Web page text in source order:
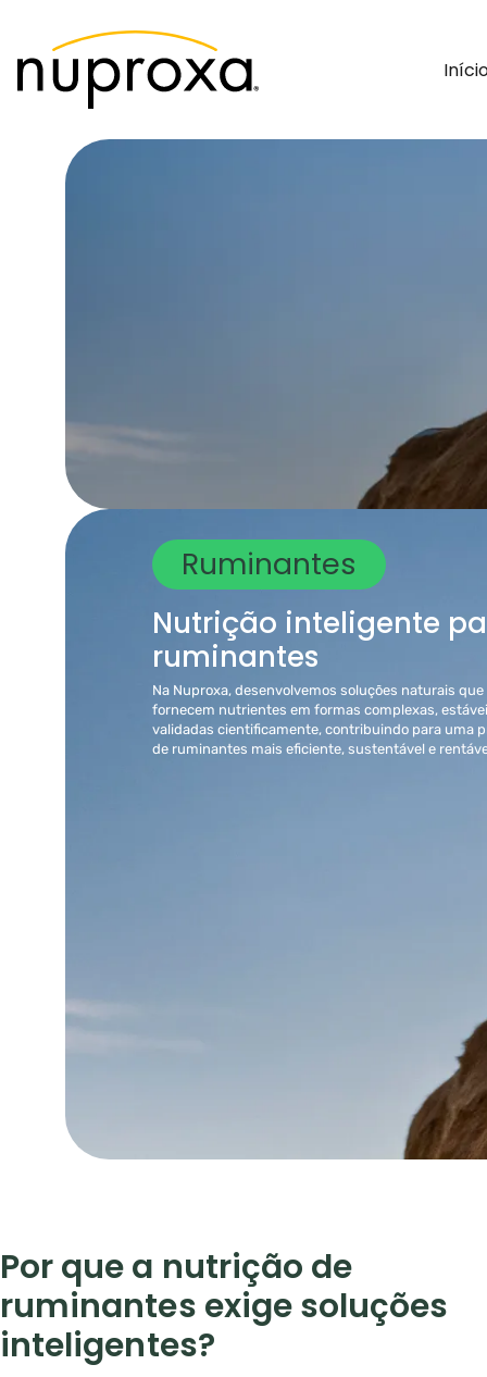
Ruminantes
Nutrição inteligente
ruminantes
Na Nuproxa, desenvolvemos soluções naturais que
fornecem nutrientes em formas complexas,
validadas cientificamente, contribuindo para uma
de ruminantes mais eficiente, sustentável e
Por que a nutrição de
ruminantes exige soluções
inteligentes?